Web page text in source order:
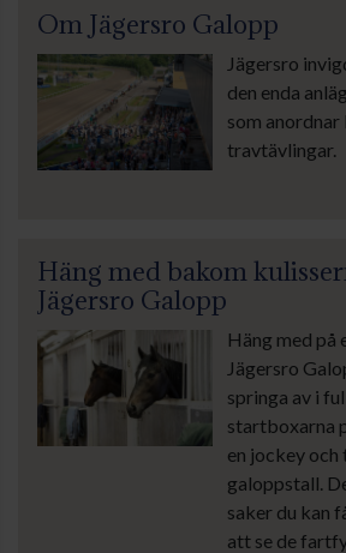
Om Jägersro Galopp
Jägersro
den enda
som
travtävlingar.
Häng med bakom
Jägersro Galopp
Häng med på
Jägersro
springa av i
startboxarna
en jockey
galoppstall.
saker du kan
att se de